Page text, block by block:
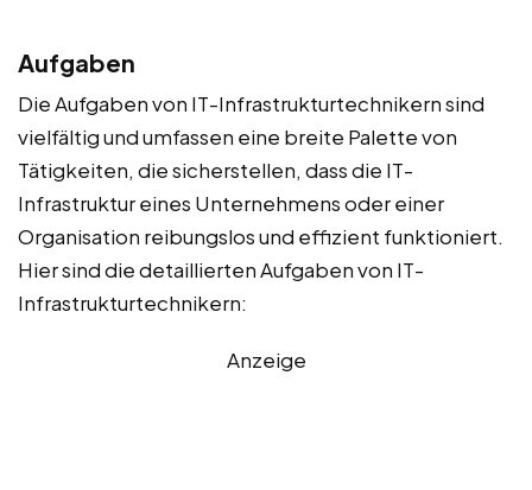
Aufgaben
Die Aufgaben von IT-Infrastrukturtechnikern sind
vielfältig und umfassen eine breite Palette von
Tätigkeiten, die sicherstellen, dass die IT-
Infrastruktur eines Unternehmens oder einer
Organisation reibungslos und effizient funktioniert.
Hier sind die detaillierten Aufgaben von IT-
Infrastrukturtechnikern:
Anzeige